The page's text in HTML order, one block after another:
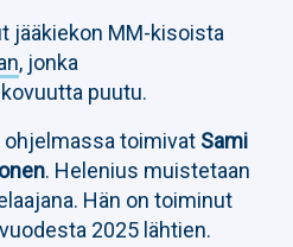
jääkiekon MM-kisoista
, jonka
puutu.
toimivat Sami
. Helenius muistetaan
Hän on toiminut
2025 lähtien.